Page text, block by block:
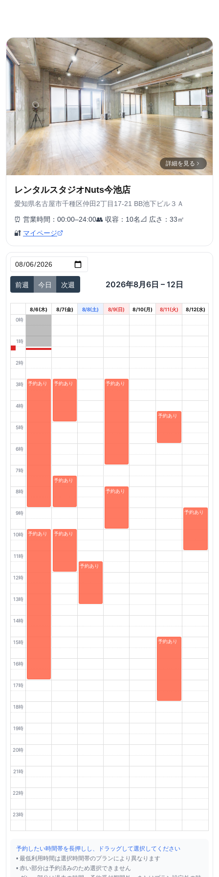
詳細を見る
レンタルスタジオNuts今池店
愛知県名古屋市千種区仲田2丁目17-21 BB池下ビル３Ａ
⏰ 営業時間： 00:00–24:00👥 収容： 10名📐 広さ： 33㎡
🔐 マイページ
前週 今日 次週 2026年8月6日 – 12日
8/6(木) 8/7(金) 8/8(土) 8/9(日) 8/10(月) 8/11(火)
8/12(水)
0時
1時
2時
3時
4時
5時
6時
7時
8時
9時
10時
11時
12時
13時
14時
15時
16時
17時
18時
19時
20時
21時
22時
23時
予約あり
予約あり
予約あり
予約あり
予約あり
予約あり
予約あり
予約あり
予約あり
予約あり
予約あり
予約したい時間帯を長押しし、ドラッグして選択してください
• 最低利用時間は選択時間帯のプランにより異なります
• 赤い部分は予約済みのため選択できません